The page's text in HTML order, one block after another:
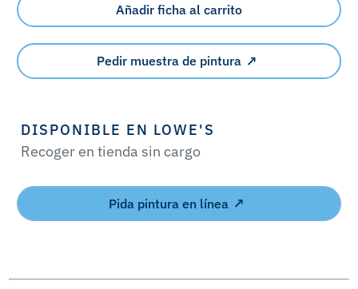
Añadir ficha al carrito
Pedir muestra de pintura
DISPONIBLE EN LOWE'S
Recoger en tienda sin cargo
Pida pintura en línea